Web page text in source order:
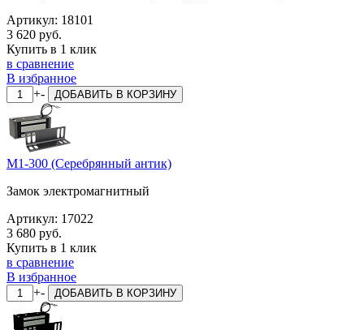
Артикул: 18101
3 620 руб.
Купить в 1 клик
в сравнение
В избранное
+- ДОБАВИТЬ В КОРЗИНУ
M1-300 (Серебрянный антик)
Замок электромагнитный
Артикул: 17022
3 680 руб.
Купить в 1 клик
в сравнение
В избранное
+- ДОБАВИТЬ В КОРЗИНУ